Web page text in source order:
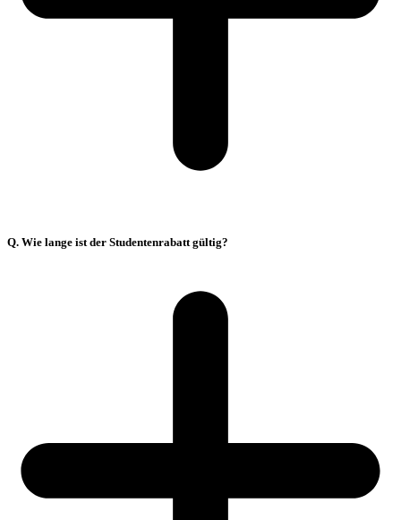
Q. Wie lange ist der Studentenrabatt gültig?